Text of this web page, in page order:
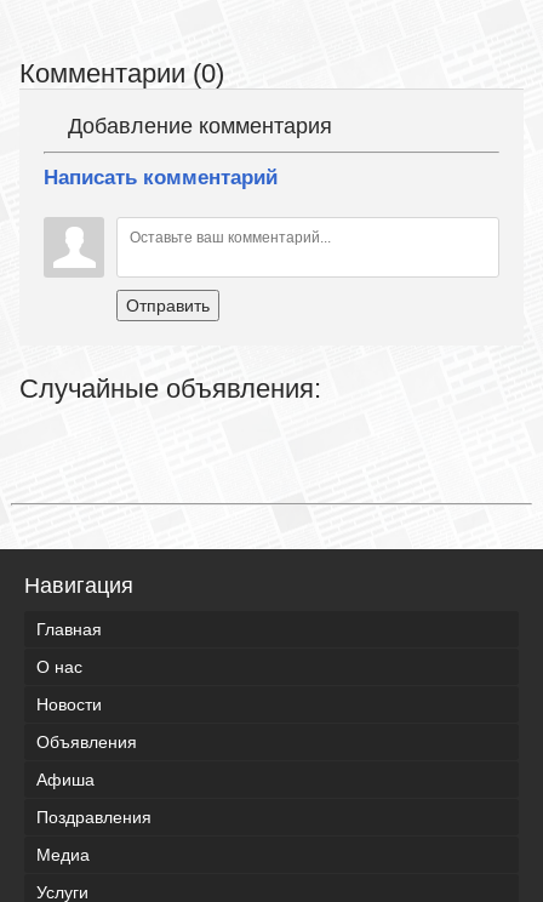
Комментарии (0)
Добавление комментария
Написать комментарий
Отправить
Случайные объявления:
Навигация
Главная
О нас
Новости
Объявления
Афиша
Поздравления
Медиа
Услуги